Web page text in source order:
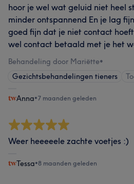
hoor je wel wat geluid niet heel
minder ontspannend En je lag
goed fijn dat je niet contact
wel contact betaald met je het
Behandeling door Mariëtte•
Gezichtsbehandelingen tieners
Anna•7 maanden geleden
Weer heeeeele zachte voetjes :)
Tessa•8 maanden geleden